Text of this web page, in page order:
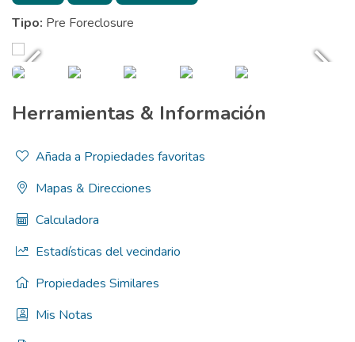
Tipo: Pre Foreclosure
Herramientas & Información
Añada a Propiedades favoritas
Mapas & Direcciones
Calculadora
Estadísticas del vecindario
Propiedades Similares
Mis Notas